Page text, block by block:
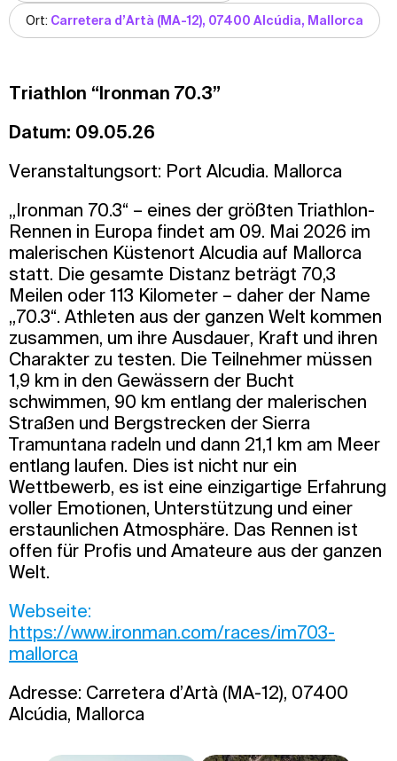
Ort: Carretera d’Artà (MA-12), 07400 Alcúdia, Mallorca
Triathlon “Ironman 70.3”
Datum: 09.05.26
Veranstaltungsort: Port Alcudia. Mallorca
„Ironman 70.3“ – eines der größten Triathlon-
Rennen in Europa findet am 09. Mai 2026 im
malerischen Küstenort Alcudia auf Mallorca
statt. Die gesamte Distanz beträgt 70,3
Meilen oder 113 Kilometer – daher der Name
„70.3“. Athleten aus der ganzen Welt kommen
zusammen, um ihre Ausdauer, Kraft und ihren
Charakter zu testen. Die Teilnehmer müssen
1,9 km in den Gewässern der Bucht
schwimmen, 90 km entlang der malerischen
Straßen und Bergstrecken der Sierra
Tramuntana radeln und dann 21,1 km am Meer
entlang laufen. Dies ist nicht nur ein
Wettbewerb, es ist eine einzigartige Erfahrung
voller Emotionen, Unterstützung und einer
erstaunlichen Atmosphäre. Das Rennen ist
offen für Profis und Amateure aus der ganzen
Welt.
Webseite:
https://www.ironman.com/races/im703-
mallorca
Adresse: Carretera d’Artà (MA-12), 07400
Alcúdia, Mallorca